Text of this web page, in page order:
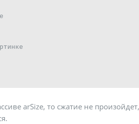
arSize, то сжатие не